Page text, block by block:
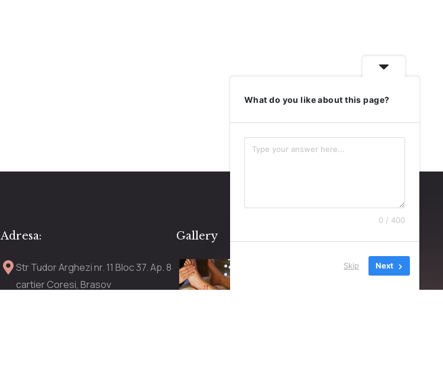
Adresa:
Str Tudor Arghezi nr. 11 Bloc 37. Ap. 8
cartier Coresi, Brasov
Gallery
What do you like about this page?
0 / 400
Skip Next